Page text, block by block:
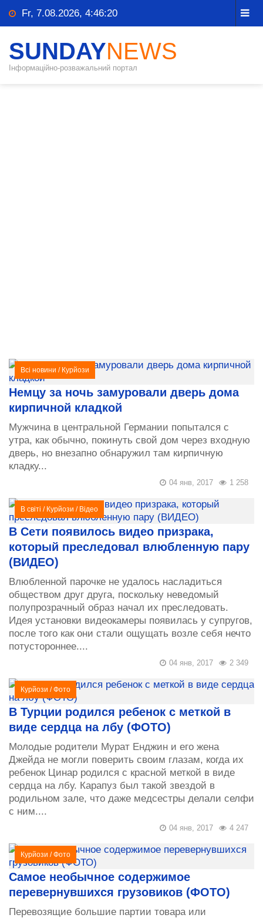
Fr, 7.08.2026, 4:46:20
SUNDAYNEWS
Інформаційно-розважальний портал
Всі новини / Курйози
Немцу за ночь замуровали дверь дома
кирпичной кладкой
Мужчина в центральной Германии попытался с
утра, как обычно, покинуть свой дом через входную
дверь, но внезапно обнаружил там кирпичную
кладку...
1 258
04 янв, 2017
В світі / Курйози / Відео
В Сети появилось видео призрака,
который преследовал влюбленную пару
(ВИДЕО)
Влюбленной парочке не удалось насладиться
обществом друг друга, поскольку неведомый
полупрозрачный образ начал их преследовать.
Идея установки видеокамеры появилась у супругов,
после того как они стали ощущать возле себя нечто
потустороннее....
2 349
04 янв, 2017
Курйози /Фото
В Турции родился ребенок с меткой в
виде сердца на лбу (ФОТО)
Молодые родители Мурат Енджин и его жена
Джейда не могли поверить своим глазам, когда их
ребенок Цинар родился с красной меткой в виде
сердца на лбу. Карапуз был такой звездой в
родильном зале, что даже медсестры делали селфи
с ним....
4 247
04 янв, 2017
Курйози /Фото
Самое необычное содержимое
перевернувшихся грузовиков (ФОТО)
Перевозящие большие партии товара или